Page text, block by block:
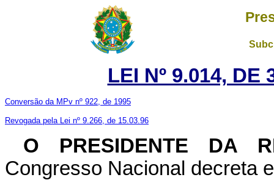
LEI Nº 9.014, DE
Conversão da MPv nº 922, de 1995
Revogada pela Lei nº 9.266, de 15.03.96
O PRESIDENTE DA
Congresso Nacional decreta